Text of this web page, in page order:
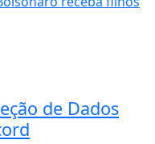
de Dados